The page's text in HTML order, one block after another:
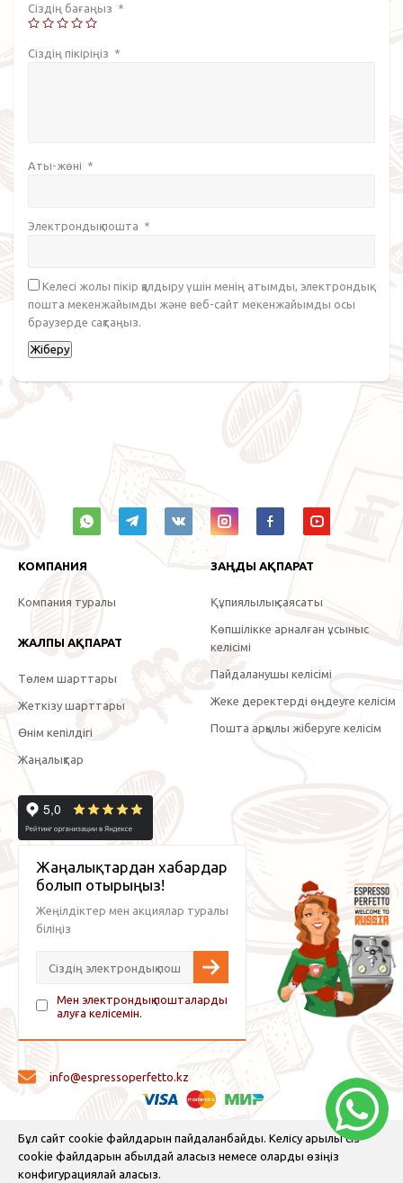
Сіздің бағаңыз *
Сіздің пікіріңіз *
Аты-жөні *
Электрондық пошта *
Келесі жолы пікір қалдыру үшін менің атымды, электрондық
пошта мекенжайымды және веб-сайт мекенжайымды осы
браузерде сақтаңыз.
Бұл сайт cookie файлдарын пайдаланбайды. Келісу арқылы сіз
cookie файлдарын қабылдай аласыз немесе оларды өзіңіз
конфигурациялай аласыз.
КОМПАНИЯ
Компания туралы
ЖАЛПЫ АҚПАРАТ
Төлем шарттары
Жеткізу шарттары
Өнім кепілдігі
Жаңалықтар
ЗАҢДЫ АҚПАРАТ
Құпиялылық саясаты
Көпшілікке арналған ұсыныс
келісімі
Пайдаланушы келісімі
Жеке деректерді өңдеуге келісім
Пошта арқылы жіберуге келісім
Жаңалықтардан хабардар
болып отырыңыз!
Жеңілдіктер мен акциялар туралы
біліңіз
Мен электрондық пошталарды
алуға келісемін.
info@espressoperfetto.kz
© 2026 Espresso Perfetto — кофе жабдықтары және кофе